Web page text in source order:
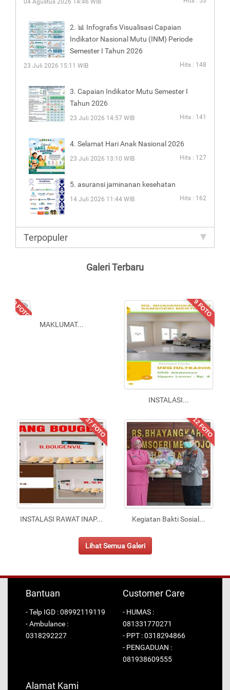
2. 📊 Infografis Visualisasi Capaian
Indikator Nasional Mutu (INM) Periode
Semester I Tahun 2026
23 Juli 2026 15:11 WIB Hits : 148
3. Capaian Indikator Mutu Semester I
Tahun 2026
23 Juli 2026 14:57 WIB Hits : 141
4. Selamat Hari Anak Nasional 2026
23 Juli 2026 13:10 WIB Hits : 127
5. asuransi jaminanan kesehatan
14 Juli 2026 11:44 WIB Hits : 162
Terpopuler
Galeri Terbaru
10 FOTO
MAKLUMAT...
9 FOTO
INSTALASI...
37 FOTO
INSTALASI RAWAT INAP...
12 FOTO
Kegiatan Bakti Sosial...
Lihat Semua Galeri
Bantuan
- Telp IGD : 08992119119
- Ambulance :
0318292227
Customer Care
- HUMAS :
081331770271
- PPT : 0318294866
- PENGADUAN :
081938609555
Alamat Kami